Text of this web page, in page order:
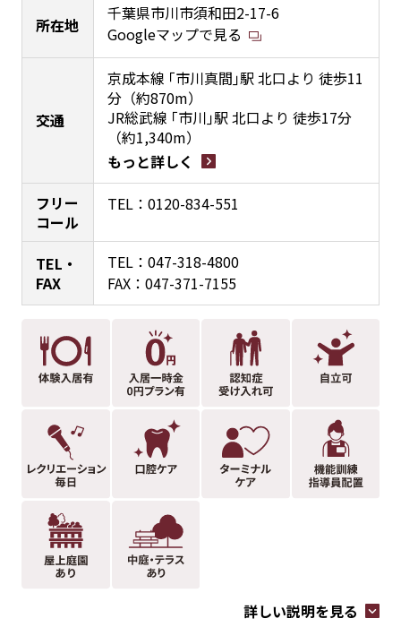
所在地
千葉県市川市須和田2-17-6
Googleマップで見る
交通
京成本線 ｢市川真間｣駅 北口より 徒歩11
分（約870m）
JR総武線 ｢市川｣駅 北口より 徒歩17分
（約1,340m）
もっと詳しく
フリー
コール
TEL： 0120-834-551
TEL・
FAX
TEL： 047-318-4800
FAX：047-371-7155
詳しい説明を見る